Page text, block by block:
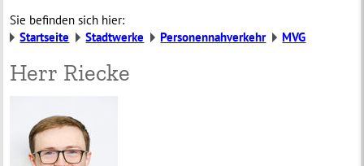
Sie befinden sich hier:
Startseite
Stadtwerke Personennahverkehr MVG
Herr Riecke